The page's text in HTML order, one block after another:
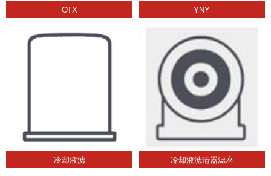
OTX YNY
冷却液滤 冷却液滤清器滤座